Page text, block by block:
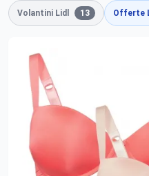
Volantini Lidl 13 Offerte